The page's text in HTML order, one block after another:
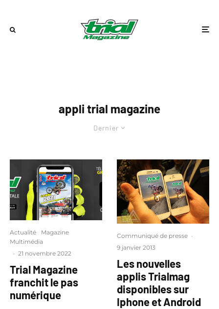
appli trial magazine
Dernier
Actualité
Magazine
Multimédia
· 21 novembre 2022
Trial Magazine
franchit le pas
numérique
Communiqué de presse ·
9 janvier 2013
Les nouvelles
applis Trialmag
disponibles sur
Iphone et Android